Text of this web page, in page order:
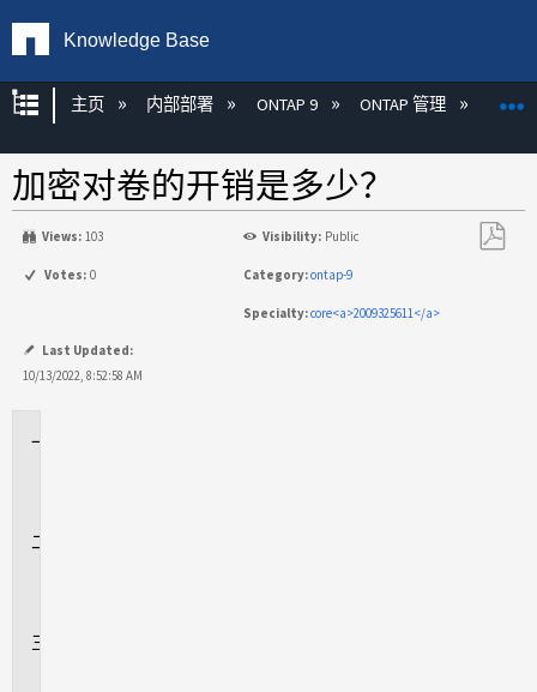
Knowledge Base
扩展/隐缩全局层次
主页 内部部署 ONTAP 9 ONTAP 管理 加密
加密对卷的开销是多少？
Views: 103 Visibility: Public
Votes: 0 Category:ontap-9
Specialty:core<a>2009325611</a>
Last Updated:
10/13/2022, 8:52:58 AM